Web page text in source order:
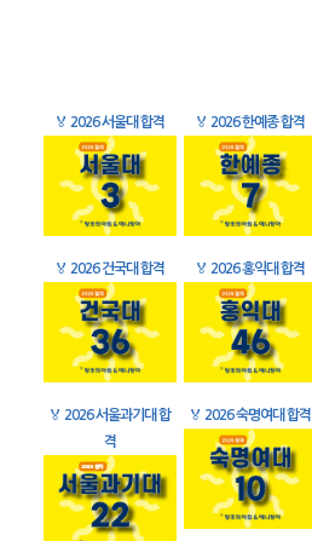
🏅 2026 서울대 합격 🏅 2026 한예종 합격
🏅 2026 건국대 합격 🏅 2026 홍익대 합격
🏅 2026 서울과기대 합
격
🏅 2026 숙명여대 합격